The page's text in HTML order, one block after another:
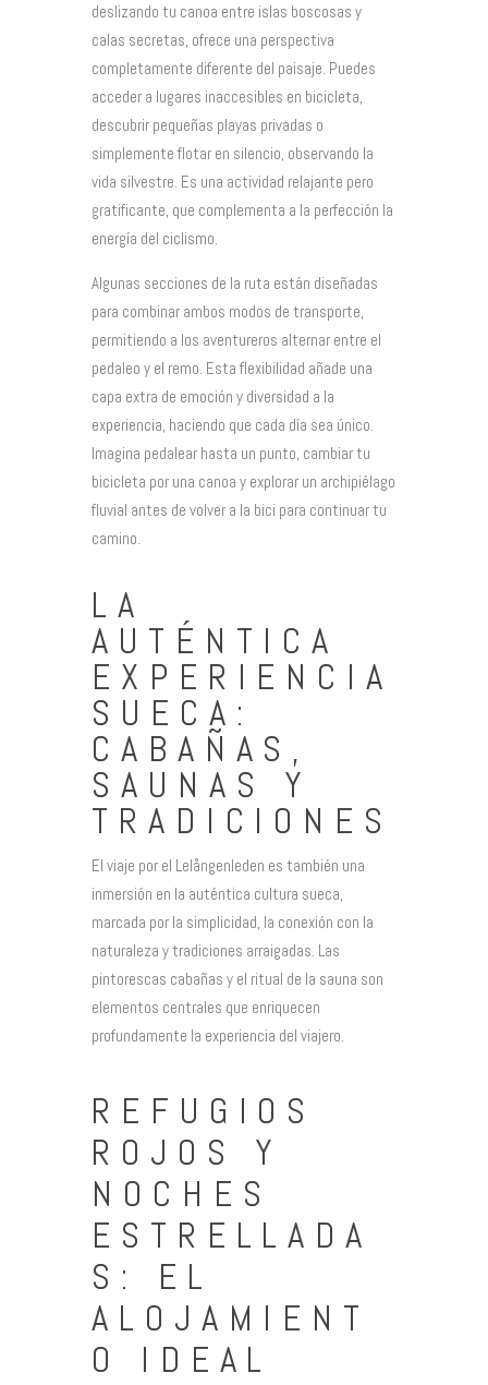
deslizando tu canoa entre islas boscosas y
calas secretas, ofrece una perspectiva
completamente diferente del paisaje. Puedes
acceder a lugares inaccesibles en bicicleta,
descubrir pequeñas playas privadas o
simplemente flotar en silencio, observando la
vida silvestre. Es una actividad relajante pero
gratificante, que complementa a la perfección la
energía del ciclismo.
Algunas secciones de la ruta están diseñadas
para combinar ambos modos de transporte,
permitiendo a los aventureros alternar entre el
pedaleo y el remo. Esta flexibilidad añade una
capa extra de emoción y diversidad a la
experiencia, haciendo que cada día sea único.
Imagina pedalear hasta un punto, cambiar tu
bicicleta por una canoa y explorar un archipiélago
fluvial antes de volver a la bici para continuar tu
camino.
LA
AUTÉNTICA
EXPERIENCIA
SUECA:
CABAÑAS,
SAUNAS Y
TRADICIONES
El viaje por el Lelångenleden es también una
inmersión en la auténtica cultura sueca,
marcada por la simplicidad, la conexión con la
naturaleza y tradiciones arraigadas. Las
pintorescas cabañas y el ritual de la sauna son
elementos centrales que enriquecen
profundamente la experiencia del viajero.
REFUGIOS
ROJOS Y
NOCHES
ESTRELLADA
S: EL
ALOJAMIENT
O IDEAL